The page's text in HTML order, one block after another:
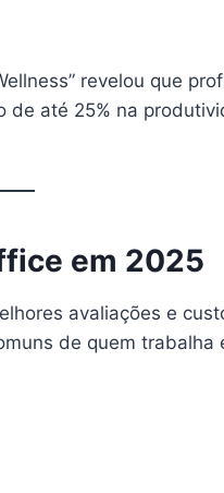
revelou que
de até 25% na
em 2025
avaliações e
de quem trabalha